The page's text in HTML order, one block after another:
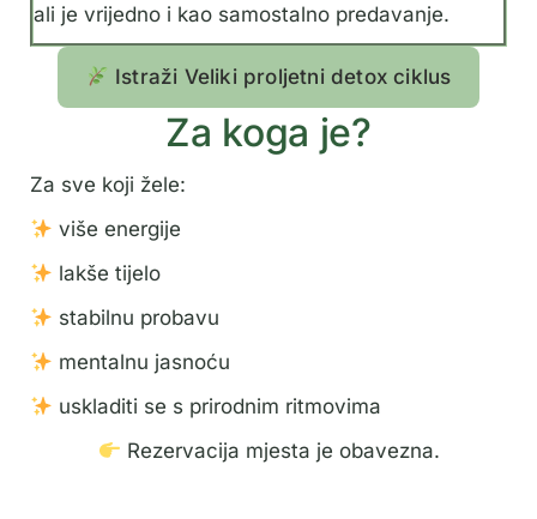
ali je vrijedno i kao samostalno predavanje.
Istraži Veliki proljetni detox ciklus
Za koga je?
Za sve koji žele:
više energije
lakše tijelo
stabilnu probavu
mentalnu jasnoću
uskladiti se s prirodnim ritmovima
Rezervacija mjesta je obavezna.